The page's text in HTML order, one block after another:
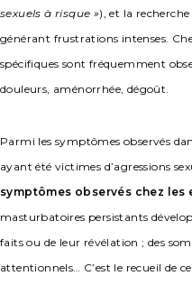
sexuels à risque »), et la
générant frustrations intenses.
spécifiques sont fréquemment
douleurs, aménorrhée, dégoût.
Parmi les symptômes observés
ayant été victimes d’agressions
symptômes observés chez les
masturbatoires persistants
faits ou de leur révélation ; des
attentionnels… C’est le recueil de